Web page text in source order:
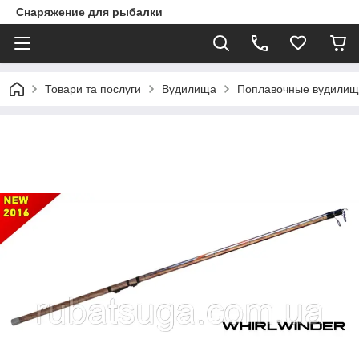
Снаряжение для рыбалки
Товари та послуги Вудилища Поплавочные